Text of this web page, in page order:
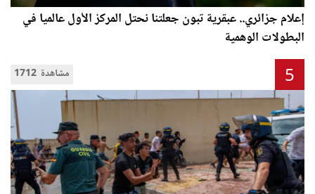
إعلام جزائري.. عبقرية تبون جعلتنا نحتل المركز الأول عالميا في
البطولات الوهمية
1712 مشاهدة 5